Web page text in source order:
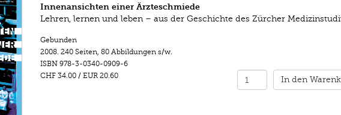
Innenansichten einer Ärzteschmiede
Lehren, lernen und leben – aus der Geschichte des Zürcher
Gebunden
2008. 240 Seiten, 80 Abbildungen s/w.
ISBN 978-3-0340-0909-6
CHF 34.00/ EUR 20.60 In den